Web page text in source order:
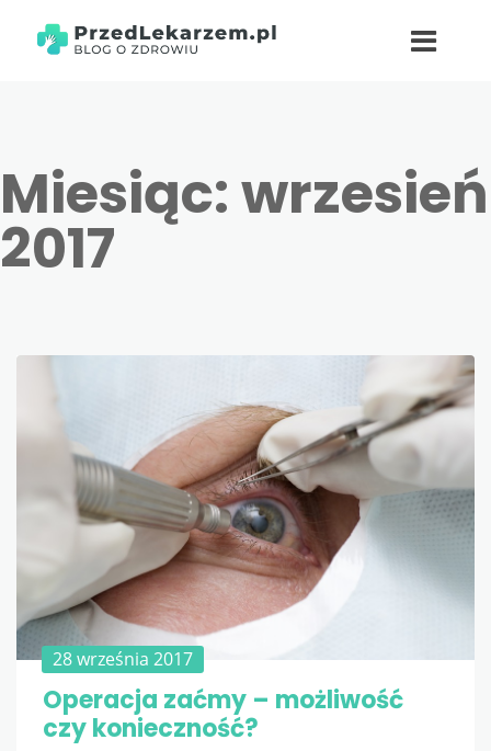
Miesiąc:wrzesień
2017
28 września 2017
Operacja zaćmy – możliwość
czy konieczność?